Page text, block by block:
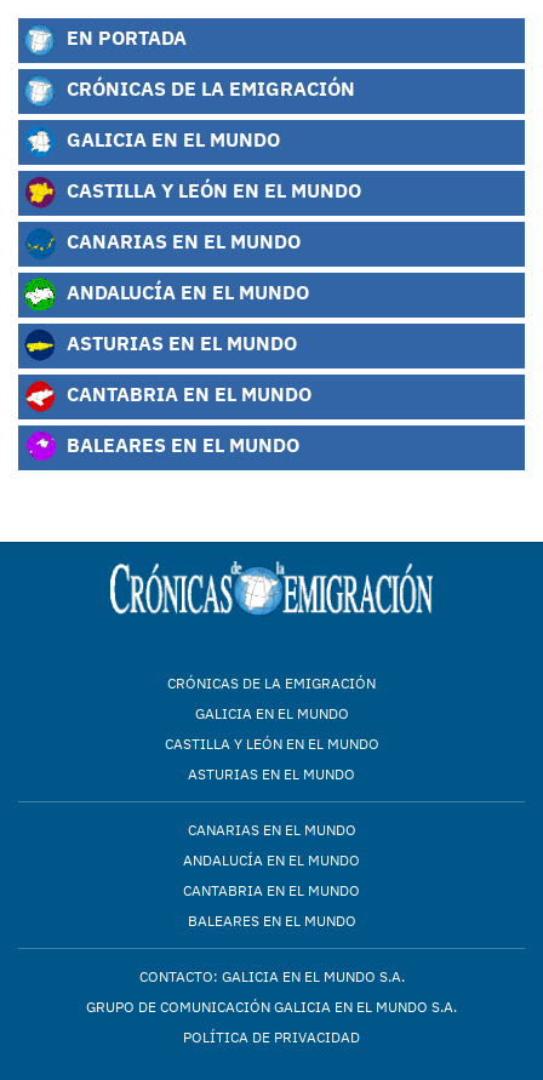
EN PORTADA
CRÓNICAS DE LA EMIGRACIÓN
GALICIA EN EL MUNDO
CASTILLA Y LEÓN EN EL MUNDO
CANARIAS EN EL MUNDO
ANDALUCÍA EN EL MUNDO
ASTURIAS EN EL MUNDO
CANTABRIA EN EL MUNDO
BALEARES EN EL MUNDO
CRÓNICAS DE LA EMIGRACIÓN
GALICIA EN EL MUNDO
CASTILLA Y LEÓN EN EL MUNDO
ASTURIAS EN EL MUNDO
CANARIAS EN EL MUNDO
ANDALUCÍA EN EL MUNDO
CANTABRIA EN EL MUNDO
BALEARES EN EL MUNDO
CONTACTO: GALICIA EN EL MUNDO S.A.
GRUPO DE COMUNICACIÓN GALICIA EN EL MUNDO S.A.
POLÍTICA DE PRIVACIDAD